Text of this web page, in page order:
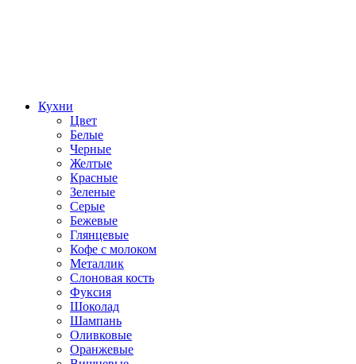
Кухни
Цвет
Белые
Черные
Желтые
Красные
Зеленые
Серые
Бежевые
Глянцевые
Кофе с молоком
Металлик
Слоновая кость
Фуксия
Шоколад
Шампань
Оливковые
Оранжевые